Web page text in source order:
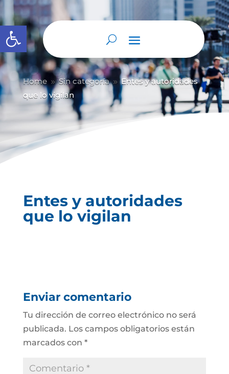
Abrir barra de herramientas
Home 9 Sin categoría 9 Entes y autoridades
que lo vigilan
Entes y autoridades
que lo vigilan
Enviar comentario
Tu dirección de correo electrónico no será
publicada. Los campos obligatorios están
marcados con *